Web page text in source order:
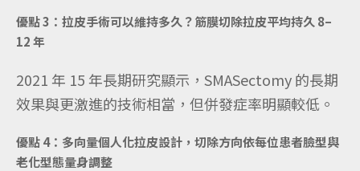
優點 3：拉皮手術可以維持多久？筋膜切除拉皮平均持久 8–
12 年
2021 年 15 年長期研究顯示，SMASectomy 的長期
效果與更激進的技術相當，但併發症率明顯較低。
優點 4：多向量個人化拉皮設計，切除方向依每位患者臉型與
老化型態量身調整